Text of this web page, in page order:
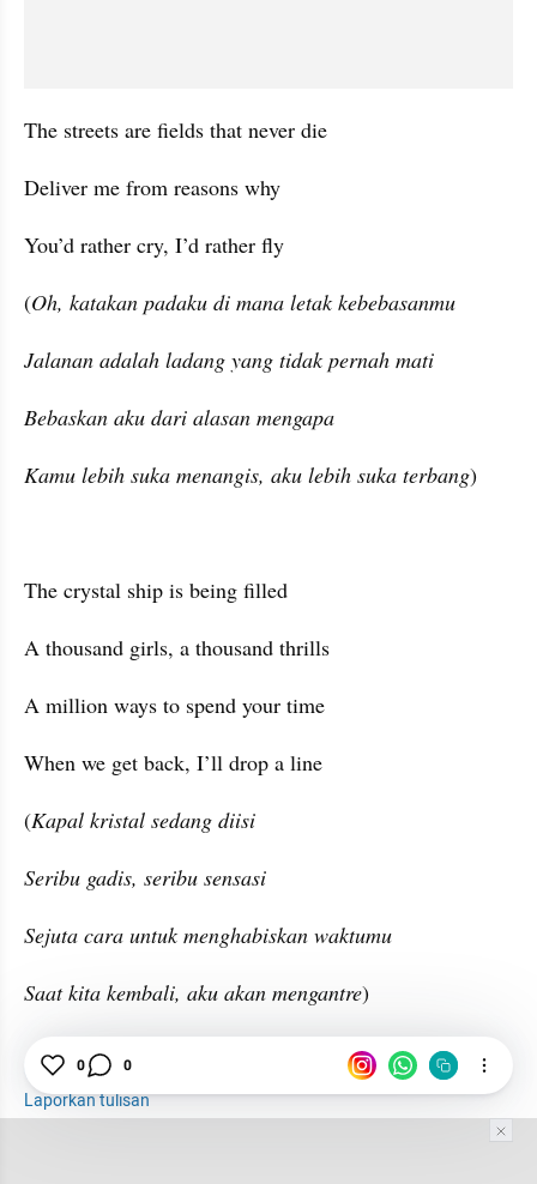
The streets are fields that never die
Deliver me from reasons why
You’d rather cry, I’d rather fly
(Oh, katakan padaku di mana letak kebebasanmu
Jalanan adalah ladang yang tidak pernah mati
Bebaskan aku dari alasan mengapa
Kamu lebih suka menangis, aku lebih suka terbang)
The crystal ship is being filled
A thousand girls, a thousand thrills
A million ways to spend your time
When we get back, I’ll drop a line
(Kapal kristal sedang diisi
Seribu gadis, seribu sensasi
Sejuta cara untuk menghabiskan waktumu
Saat kita kembali, aku akan mengantre)
Lirik Lagu
Laporkan tulisan
0 0